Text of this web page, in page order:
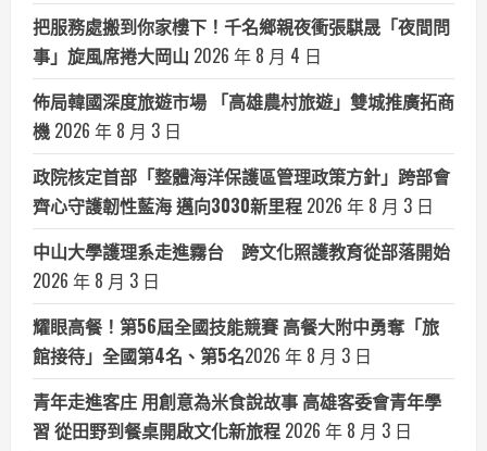
把服務處搬到你家樓下！千名鄉親夜衝張騏晟「夜間問
事」旋風席捲大岡山 2026 年 8 月 4 日
佈局韓國深度旅遊市場 「高雄農村旅遊」雙城推廣拓商
機 2026 年 8 月 3 日
政院核定首部「整體海洋保護區管理政策方針」跨部會
齊心守護韌性藍海 邁向3030新里程 2026 年 8 月 3 日
中山大學護理系走進霧台 跨文化照護教育從部落開始
2026 年 8 月 3 日
耀眼高餐！第56屆全國技能競賽 高餐大附中勇奪「旅
館接待」全國第4名、第5名​2026 年 8 月 3 日
青年走進客庄 用創意為米食說故事 高雄客委會青年學
習 從田野到餐桌開啟文化新旅程 2026 年 8 月 3 日